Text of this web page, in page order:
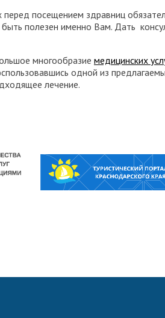
посещением здравниц
полезен именно Вам. Дать
многообразие медицинских
одной из
лечение.